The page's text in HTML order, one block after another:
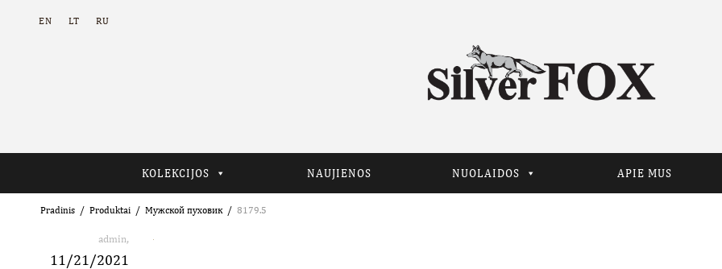
EN LT RU
KOLEKCIJOS NAUJIENOS NUOLAIDOS APIE MUS
Pradinis Produktai Мужской пуховик 8179.5
admin,
11/21/2021